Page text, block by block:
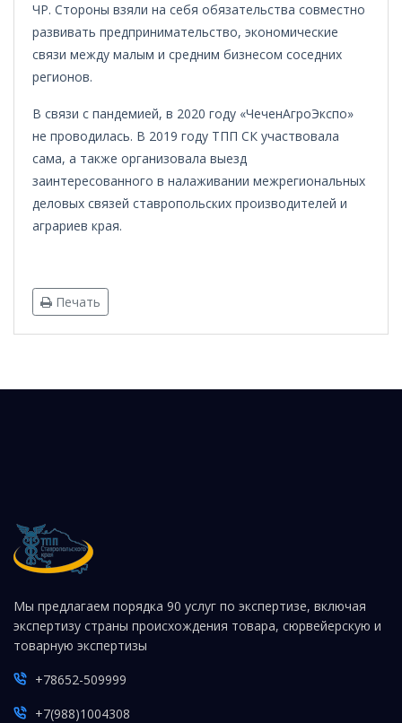
ЧР. Стороны взяли на себя обязательства совместно
развивать предпринимательство, экономические
связи между малым и средним бизнесом соседних
регионов.
В связи с пандемией, в 2020 году «ЧеченАгроЭкспо»
не проводилась. В 2019 году ТПП СК участвовала
сама, а также организовала выезд
заинтересованного в налаживании межрегиональных
деловых связей ставропольских производителей и
аграриев края.
Печать
Мы предлагаем порядка 90 услуг по экспертизе, включая
экспертизу страны происхождения товара, сюрвейерскую и
товарную экспертизы
+78652-509999
+7(988)1004308